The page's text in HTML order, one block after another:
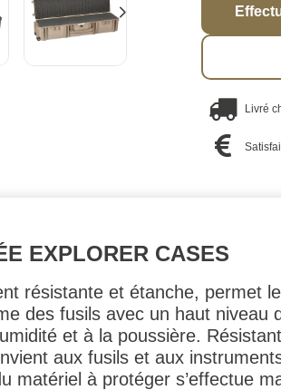
Livré
EXPLORER CASES
résistante et étanche, permet
des fusils avec un haut niveau
et à la poussière.
aux fusils et aux
matériel à protéger s’effectue